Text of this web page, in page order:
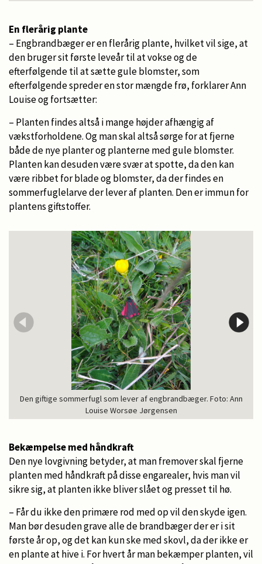
En flerårig plante
– Engbrandbæger er en flerårig plante, hvilket vil sige, at
den bruger sit første leveår til at vokse og de
efterfølgende til at sætte gule blomster, som
efterfølgende spreder en stor mængde frø, forklarer Ann
Louise og fortsætter:
– Planten findes altså i mange højder afhængig af
vækstforholdene. Og man skal altså sørge for at fjerne
både de nye planter og planterne med gule blomster.
Planten kan desuden være svær at spotte, da den kan
være ribbet for blade og blomster, da der findes en
sommerfuglelarve der lever af planten. Den er immun for
plantens giftstoffer.
Den giftige sommerfugl som lever af engbrandbæger. Foto: Ann
Louise Worsøe Jørgensen
Bekæmpelse med håndkraft
Den nye lovgivning betyder, at man fremover skal fjerne
planten med håndkraft på disse engarealer, hvis man vil
sikre sig, at planten ikke bliver slået og presset til hø.
– Får du ikke den primære rod med op vil den skyde igen.
Man bør desuden grave alle de brandbæger der er i sit
første år op, og det kan kun ske med skovl, da der ikke er
en plante at hive i. For hvert år man bekæmper planten, vil